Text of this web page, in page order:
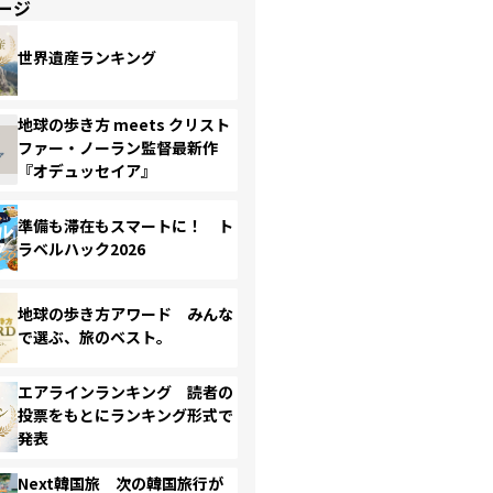
ジ
世界遺産ランキング
地球の歩き方 meets クリスト
ファー・ノーラン監督最新作
『オデュッセイア』
準備も滞在もスマートに！ ト
ラベルハック2026
地球の歩き方アワード みんな
で選ぶ、旅のベスト。
エアラインランキング 読者の
投票をもとにランキング形式で
発表
Next韓国旅 次の韓国旅行が